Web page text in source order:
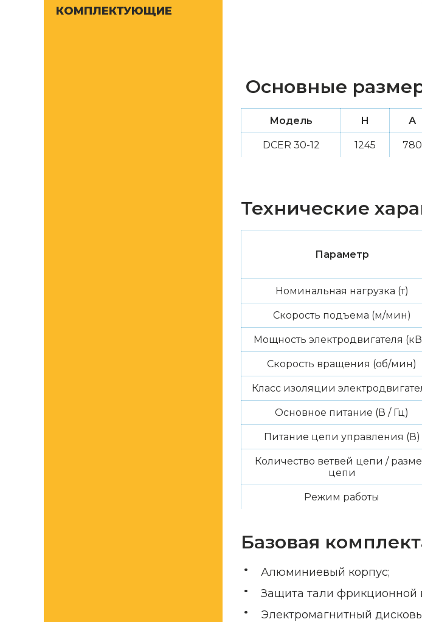
КОМПЛЕКТУЮЩИЕ
Основные
Модель H А
DCER 30-12 1245 780
Технические
Параметр
Номинальная нагрузка (т)
Скорость подъема (м/мин)
Мощность электродвигателя
Скорость вращения (об/мин)
Класс изоляции
Основное питание (В / Гц)
Питание цепи управления (В)
Количество ветвей цепи /
цепи
Режим работы
Базовая
Алюминиевый корпус;
Защита тали фрикционной
Электромагнитный